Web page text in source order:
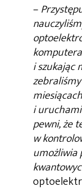
–
i szukając
i
pewni, że
w
umożliwia